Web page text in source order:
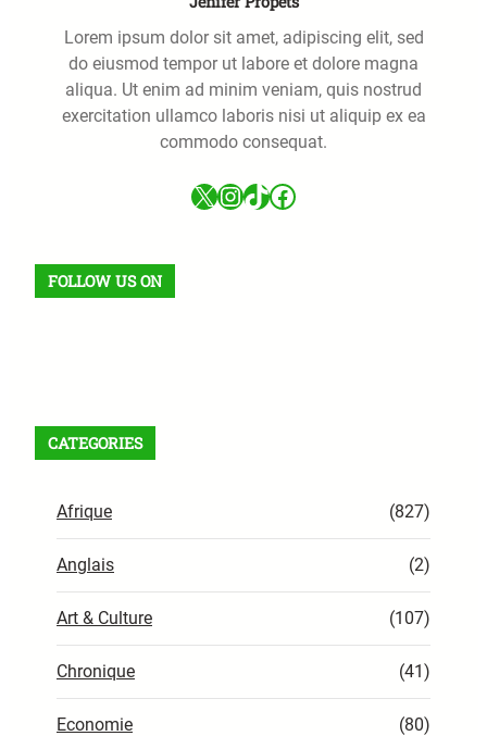
Lorem ipsum dolor sit amet, adipiscing elit, sed
do eiusmod tempor ut labore et dolore magna
aliqua. Ut enim ad minim veniam, quis nostrud
exercitation ullamco laboris nisi ut aliquip ex ea
commodo consequat.
X InstagramTikTok Facebook
FOLLOW US ON
CATEGORIES
Afrique (827)
Anglais (2)
Art & Culture (107)
Chronique (41)
Economie (80)